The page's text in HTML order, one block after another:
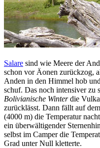
Salare sind wie Meere der
schon vor Äonen zurückzog,
Anden in den Himmel hob
schuf. Das noch intensiver zu
Bolivianische Winterdie
zurücklässt. Dann fällt auf dem
(4000 m) die Temperatur
ein überwältigender
selbst im Camper die
Grad unter Null kletterte.